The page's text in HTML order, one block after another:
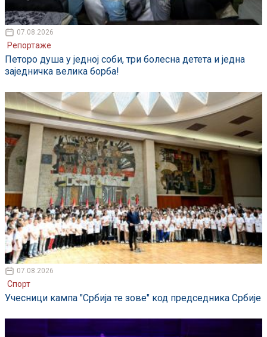
07.08.2026
Репортаже
Петоро душа у једној соби, три болесна детета и једна
заједничка велика борба!
07.08.2026
Спорт
Учесници кампа "Србија те зове" код председника Србије